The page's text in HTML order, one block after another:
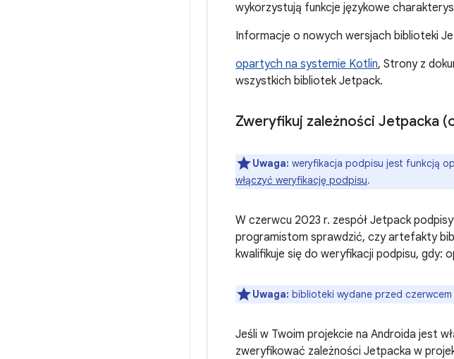
wykorzystują funkcje językowe
Informacje o nowych wersjach biblioteki
opartych na systemie Kotlin, Strony z
wszystkich bibliotek Jetpack.
Zweryfikuj zależności Jetpacka
Uwaga: weryfikacja podpisu jest funkcją
włączyć weryfikację podpisu.
W czerwcu 2023 r. zespół Jetpack
programistom sprawdzić, czy artefakty
kwalifikuje się do weryfikacji podpisu, gdy:
Uwaga: biblioteki wydane przed
Jeśli w Twoim projekcie na Androida jest
zweryfikować zależności Jetpacka w